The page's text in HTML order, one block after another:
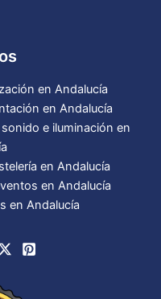
en Andalucía
en Andalucía
e iluminación en
en Andalucía
en Andalucía
en Andalucía